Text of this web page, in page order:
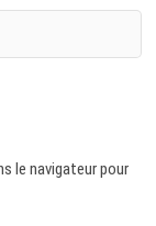
le navigateur pour